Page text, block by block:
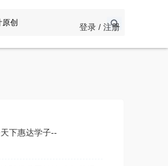
登录 / 注册
下惠达学子--